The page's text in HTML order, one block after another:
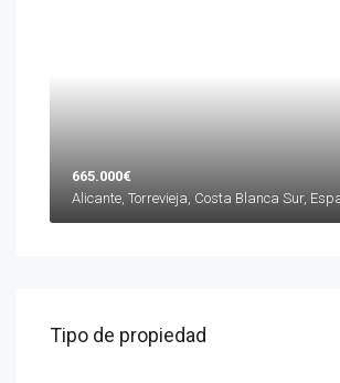
665.000€
Alicante, Torrevieja, Costa Blanca Sur,
Tipo de propiedad